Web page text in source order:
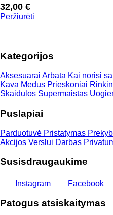
32,00 €
Peržiūrėti
Kategorijos
Aksesuarai Arbata Kai norisi
Kava Medus Prieskoniai
Skaidulos Supermaistas
Puslapiai
Parduotuvė Pristatymas
Akcijos Verslui Darbas
Susisdraugaukime
Instagram Facebook
Patogus atsiskaitymas